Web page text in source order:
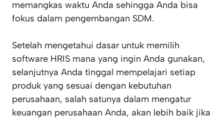
memangkas waktu Anda sehingga Anda bisa
fokus dalam pengembangan SDM.
Setelah mengetahui dasar untuk memilih
software HRIS mana yang ingin Anda gunakan,
selanjutnya Anda tinggal mempelajari setiap
produk yang sesuai dengan kebutuhan
perusahaan, salah satunya dalam mengatur
keuangan perusahaan Anda, akan lebih baik jika